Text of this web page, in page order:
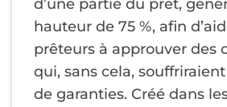
d’une partie du prêt,
hauteur de 75 %, afin
prêteurs à approuver des
qui, sans cela,
de garanties. Créé dans